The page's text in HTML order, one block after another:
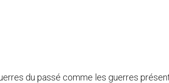
du passé comme les guerres